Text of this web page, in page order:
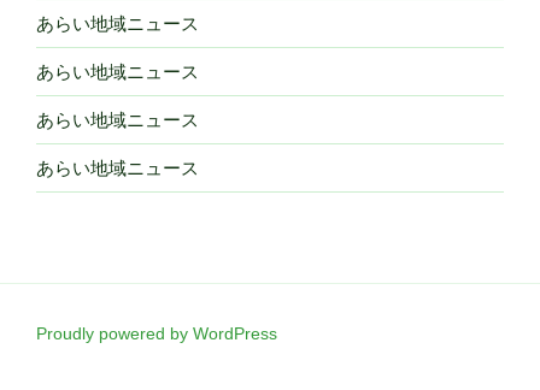
あらい地域ニュース
あらい地域ニュース
あらい地域ニュース
あらい地域ニュース
Proudly powered by WordPress